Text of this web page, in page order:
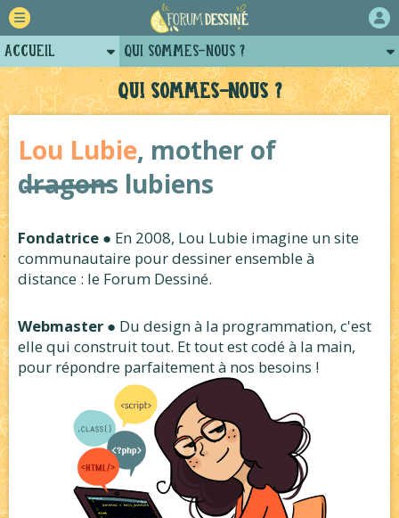
Qui sommes-nous ?
Lou Lubie, mother of
dragons lubiens
Fondatrice ● En 2008, Lou Lubie imagine un site
communautaire pour dessiner ensemble à
distance : le Forum Dessiné.
Webmaster ● Du design à la programmation, c'est
elle qui construit tout. Et tout est codé à la main,
pour répondre parfaitement à nos besoins !
Accueil
Retour
Forum
Auteurs
Projets
Tutoriels
Qui sommes-nous ?
Comment ça marche ?
Charte
Historique
Revue de presse
Contact